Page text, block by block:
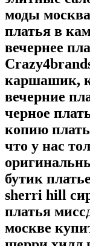
моды
платья в
вечернее
каршашик,
вечерние
черное
копию
что у нас
бутик
sherri hill
платья
москве